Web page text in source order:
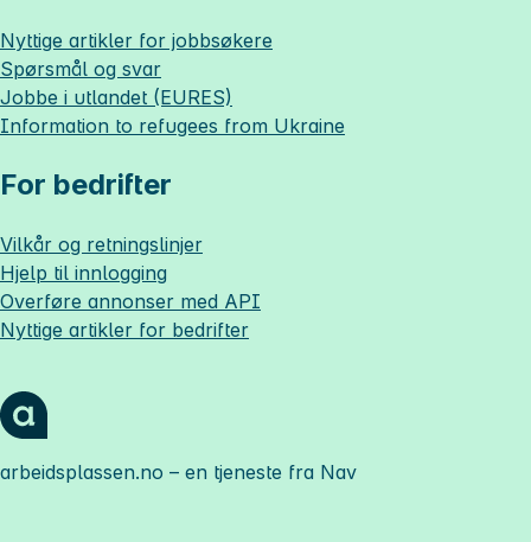
Nyttige artikler for jobbsøkere
Spørsmål og svar
Jobbe i utlandet (EURES)
Information to refugees from Ukraine
For bedrifter
Vilkår og retningslinjer
Hjelp til innlogging
Overføre annonser med API
Nyttige artikler for bedrifter
arbeidsplassen.no – en tjeneste fra Nav